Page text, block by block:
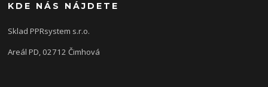
KDE NÁS NÁJDETE
Sklad PPRsystem s.r.o.
Areál PD, 02712 Čimhová